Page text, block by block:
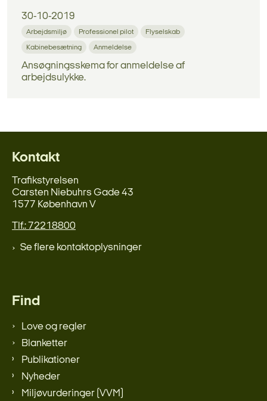
30-10-2019
Arbejdsmiljø Professionel pilot Flyselskab
Kabinebesætning Anmeldelse
Ansøgningsskema for anmeldelse af
arbejdsulykke.
Kontakt
Trafikstyrelsen
Carsten Niebuhrs Gade 43
1577 København V
Tlf.: 72218800
Se flere kontaktoplysninger
Find
Love og regler
Blanketter
Publikationer
Nyheder
Miljøvurderinger (VVM)